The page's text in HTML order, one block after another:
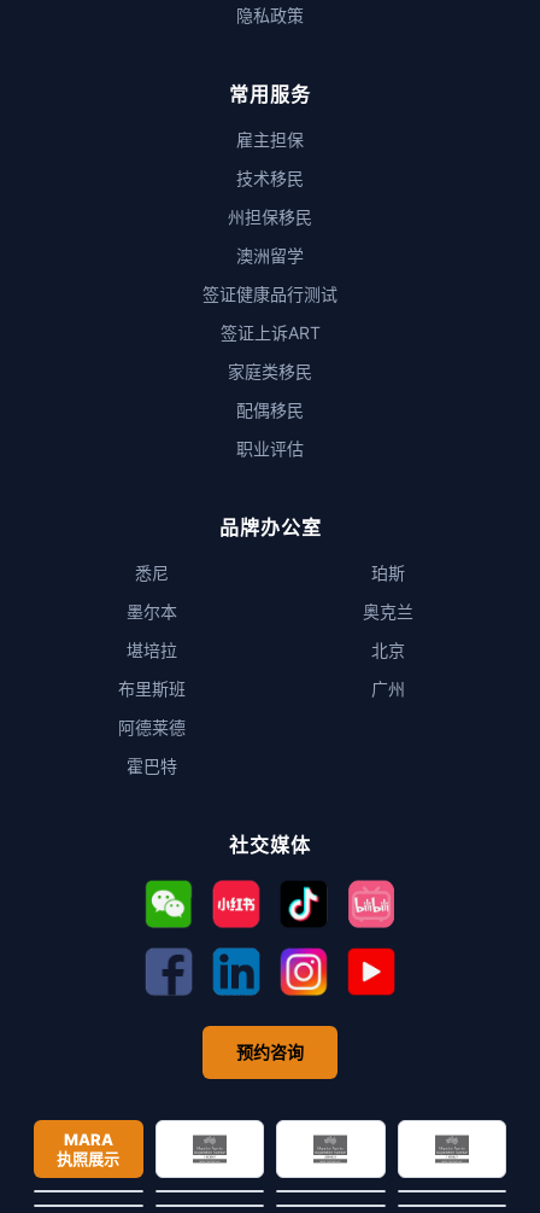
隐私政策
常用服务
雇主担保
技术移民
州担保移民
澳洲留学
签证健康品行测试
签证上诉ART
家庭类移民
配偶移民
职业评估
品牌办公室
悉尼
墨尔本
堪培拉
布里斯班
阿德莱德
霍巴特
珀斯
奥克兰
北京
广州
社交媒体
预约咨询
MARA
执照展示